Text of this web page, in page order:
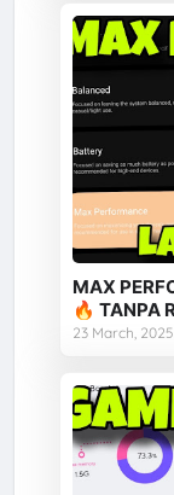
MAX
🔥 TANPA
23 March, 2025